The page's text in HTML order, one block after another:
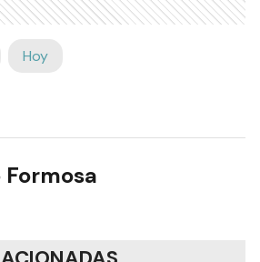
Hoy
Formosa